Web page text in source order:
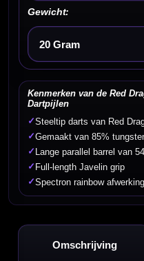
Gewicht:
Kies een
Kenmerken van de Red
Dartpijlen
✓Steeltip darts van Red
✓Gemaakt van 85%
✓ Lange parallel barrel van
✓ Full-length Javelin grip
✓Spectron rainbow afwerking
Omschrijving